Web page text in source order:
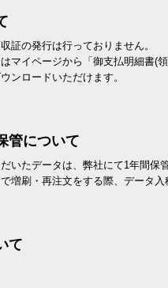
証の発行は行っておりません。
マイページから「御支払明細書(
ンロードいただけます。
管について
いたデータは、弊社にて1年間保
増刷・再注文をする際、データ入
て